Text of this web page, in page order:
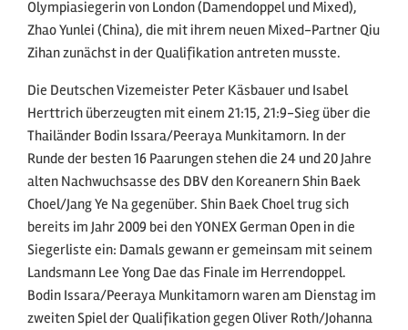
Olympiasiegerin von London (Damendoppel und Mixed),
Zhao Yunlei (China), die mit ihrem neuen Mixed-Partner Qiu
Zihan zunächst in der Qualifikation antreten musste.
Die Deutschen Vizemeister Peter Käsbauer und Isabel
Herttrich überzeugten mit einem 21:15, 21:9-Sieg über die
Thailänder Bodin Issara/Peeraya Munkitamorn. In der
Runde der besten 16 Paarungen stehen die 24 und 20 Jahre
alten Nachwuchsasse des DBV den Koreanern Shin Baek
Choel/Jang Ye Na gegenüber. Shin Baek Choel trug sich
bereits im Jahr 2009 bei den YONEX German Open in die
Siegerliste ein: Damals gewann er gemeinsam mit seinem
Landsmann Lee Yong Dae das Finale im Herrendoppel.
Bodin Issara/Peeraya Munkitamorn waren am Dienstag im
zweiten Spiel der Qualifikation gegen Oliver Roth/Johanna